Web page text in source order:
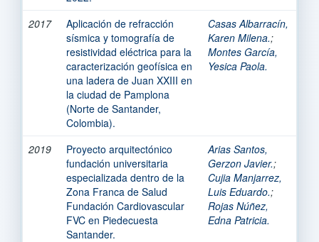
2017
Aplicación de refracción
sísmica y tomografía de
resistividad eléctrica para la
caracterización geofísica en
una ladera de Juan XXIII en
la ciudad de Pamplona
(Norte de Santander,
Colombia).
Casas Albarracín,
Karen Milena.;
Montes García,
Yesica Paola.
2019
Proyecto arquitectónico
fundación universitaria
especializada dentro de la
Zona Franca de Salud
Fundación Cardiovascular
FVC en Piedecuesta
Santander.
Arias Santos,
Gerzon Javier.;
Cujia Manjarrez,
Luis Eduardo.;
Rojas Núñez,
Edna Patricia.